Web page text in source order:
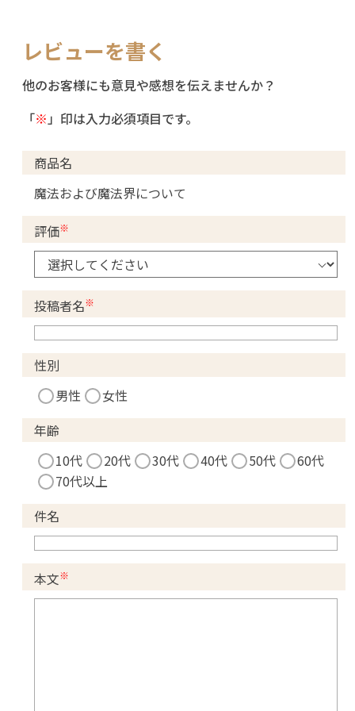
レビューを書く
他のお客様にも意見や感想を伝えませんか？
「※ 」印は入力必須項目です。
商品名
魔法および魔法界について
評価※
投稿者名※
性別
男性
女性
年齢
10代
20代 30代 40代 50代
60代
70代以上
件名
本文※